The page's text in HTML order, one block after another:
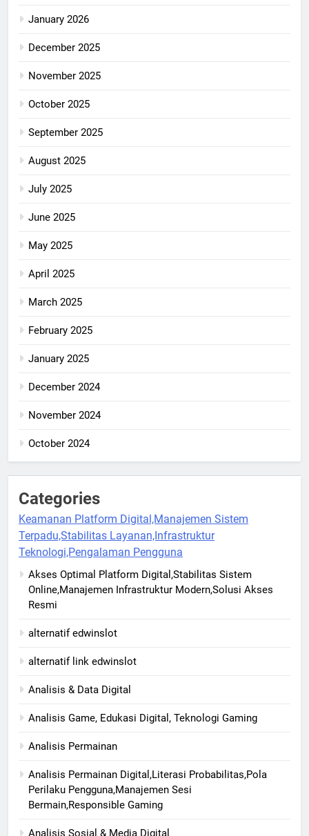
January 2026
December 2025
November 2025
October 2025
September 2025
August 2025
July 2025
June 2025
May 2025
April 2025
March 2025
February 2025
January 2025
December 2024
November 2024
October 2024
Categories
Keamanan Platform Digital,Manajemen Sistem
Terpadu,Stabilitas Layanan,Infrastruktur
Teknologi,Pengalaman Pengguna
Akses Optimal Platform Digital,Stabilitas Sistem
Online,Manajemen Infrastruktur Modern,Solusi Akses
Resmi
alternatif edwinslot
alternatif link edwinslot
Analisis & Data Digital
Analisis Game, Edukasi Digital, Teknologi Gaming
Analisis Permainan
Analisis Permainan Digital,Literasi Probabilitas,Pola
Perilaku Pengguna,Manajemen Sesi
Bermain,Responsible Gaming
Analisis Sosial & Media Digital